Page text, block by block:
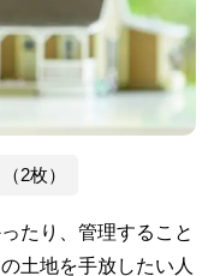
2枚）
たり、管理すること
土地を手放したい人